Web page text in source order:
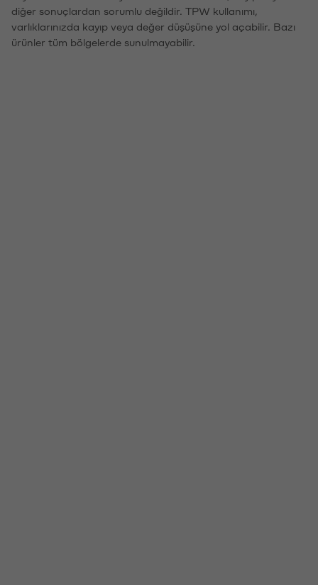
diğer sonuçlardan sorumlu değildir. TPW kullanımı,
varlıklarınızda kayıp veya değer düşüşüne yol açabilir. Bazı
ürünler tüm bölgelerde sunulmayabilir.